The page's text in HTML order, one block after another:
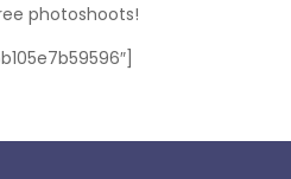
photoshoots!